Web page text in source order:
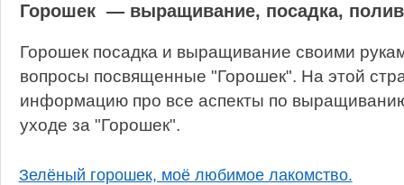
Горошек — выращивание, посадка,
Горошек посадка и выращивание своими
вопросы посвященные "Горошек". На этой
информацию про все аспекты по
уходе за "Горошек".
Зелёный горошек, моё любимое лакомство.